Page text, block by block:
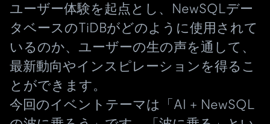
ユーザー体験を起点とし、NewSQLデー
タベースのTiDBがどのように使用されて
いるのか、ユーザーの生の声を通して、
最新動向やインスピレーションを得るこ
とができます。
今回のイベントテーマは「AI + NewSQL